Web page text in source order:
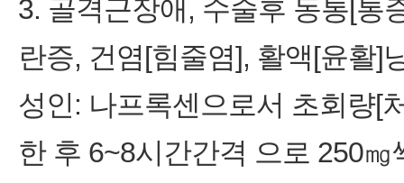
3. 골격근장애, 수술후 동통[통
란증, 건염[힘줄염], 활액[윤활]
성인: 나프록센으로서 초회량[
한 후 6~8시간간격 으로 250